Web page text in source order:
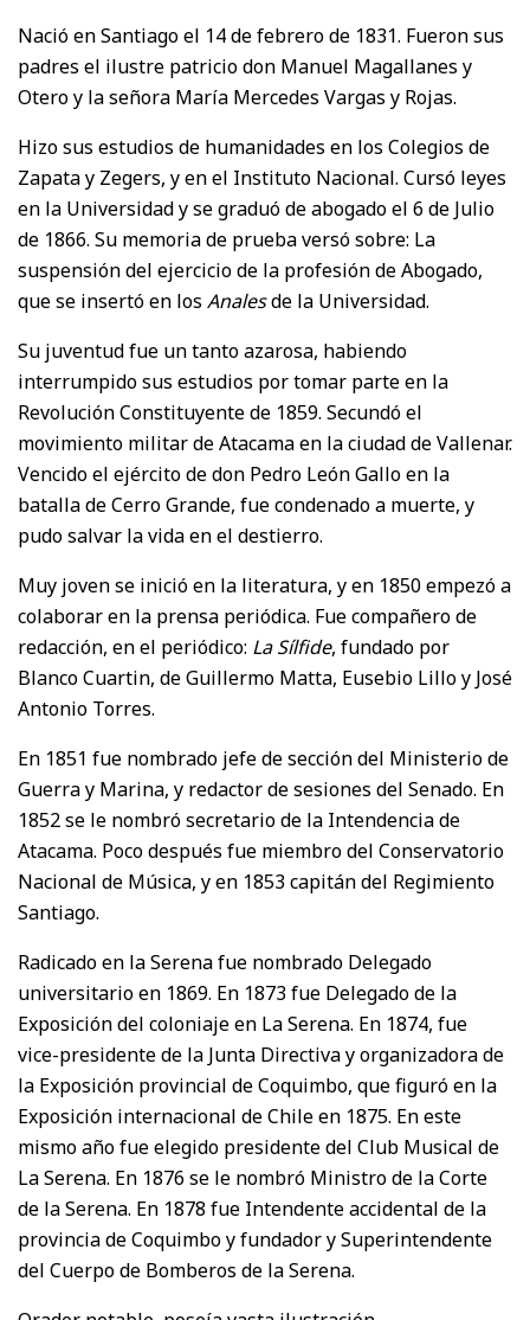
Nació en Santiago el 14 de febrero de 1831. Fueron sus
padres el ilustre patricio don Manuel Magallanes y
Otero y la señora María Mercedes Vargas y Rojas.
Hizo sus estudios de humanidades en los Colegios de
Zapata y Zegers, y en el Instituto Nacional. Cursó leyes
en la Universidad y se graduó de abogado el 6 de Julio
de 1866. Su memoria de prueba versó sobre: La
suspensión del ejercicio de la profesión de Abogado,
que se insertó en los Analesde la Universidad.
Su juventud fue un tanto azarosa, habiendo
interrumpido sus estudios por tomar parte en la
Revolución Constituyente de 1859. Secundó el
movimiento militar de Atacama en la ciudad de Vallenar.
Vencido el ejército de don Pedro León Gallo en la
batalla de Cerro Grande, fue condenado a muerte, y
pudo salvar la vida en el destierro.
Muy joven se inició en la literatura, y en 1850 empezó a
colaborar en la prensa periódica. Fue compañero de
redacción, en el periódico: La Sílfide, fundado por
Blanco Cuartin, de Guillermo Matta, Eusebio Lillo y José
Antonio Torres.
En 1851 fue nombrado jefe de sección del Ministerio de
Guerra y Marina, y redactor de sesiones del Senado. En
1852 se le nombró secretario de la Intendencia de
Atacama. Poco después fue miembro del Conservatorio
Nacional de Música, y en 1853 capitán del Regimiento
Santiago.
Radicado en la Serena fue nombrado Delegado
universitario en 1869. En 1873 fue Delegado de la
Exposición del coloniaje en La Serena. En 1874, fue
vice-presidente de la Junta Directiva y organizadora de
la Exposición provincial de Coquimbo, que figuró en la
Exposición internacional de Chile en 1875. En este
mismo año fue elegido presidente del Club Musical de
La Serena. En 1876 se le nombró Ministro de la Corte
de la Serena. En 1878 fue Intendente accidental de la
provincia de Coquimbo y fundador y Superintendente
del Cuerpo de Bomberos de la Serena.